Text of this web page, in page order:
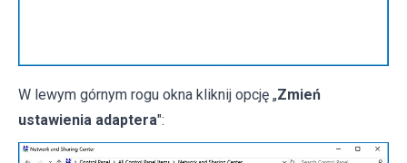
W lewym górnym rogu okna kliknij opcję „Zmień
ustawienia adaptera":